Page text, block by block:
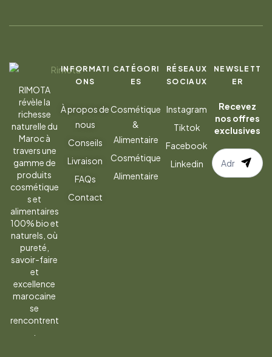
RIMOTA
révèle la
richesse
naturelle du
Maroc à
travers une
gamme de
produits
cosmétique
s et
alimentaires
100% bio et
naturels, où
pureté,
savoir-faire
et
excellence
marocaine
se
rencontrent
INFORMATI
ONS
À propos de
nous
Conseils
Livraison
FAQs
Contact
CATÉGORI
ES
Cosmétique
&
Alimentaire
Cosmétique
Alimentaire
RÉSEAUX
SOCIAUX
Instagram
Tiktok
Facebook
Linkedin
NEWSLETT
ER
Recevez
nos offres
exclusives
S’abonner
à